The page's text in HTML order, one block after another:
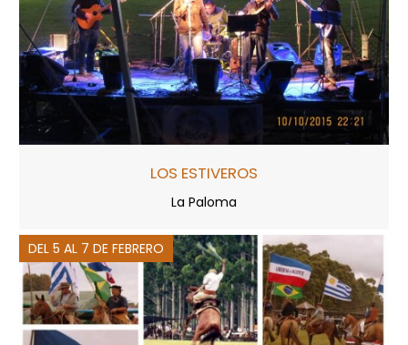
LOS ESTIVEROS
La Paloma
DEL 5 AL 7 DE FEBRERO